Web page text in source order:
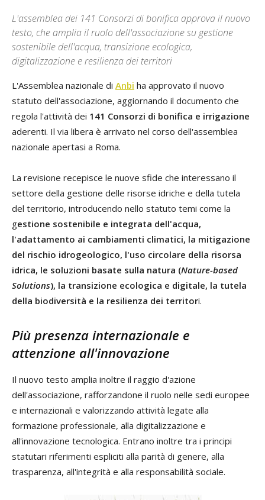
L'assemblea dei 141 Consorzi di bonifica approva il nuovo
testo, che amplia il ruolo dell'associazione su gestione
sostenibile dell'acqua, transizione ecologica,
digitalizzazione e resilienza dei territori
L'Assemblea nazionale di Anbi ha approvato il nuovo
statuto dell'associazione, aggiornando il documento che
regola l'attività dei 141 Consorzi di bonifica e irrigazione
aderenti. Il via libera è arrivato nel corso dell'assemblea
nazionale apertasi a Roma.
La revisione recepisce le nuove sfide che interessano il
settore della gestione delle risorse idriche e della tutela
del territorio, introducendo nello statuto temi come la
gestione sostenibile e integrata dell'acqua,
l'adattamento ai cambiamenti climatici, la mitigazione
del rischio idrogeologico, l'uso circolare della risorsa
idrica, le soluzioni basate sulla natura (Nature-based
Solutions), la transizione ecologica e digitale, la tutela
della biodiversità e la resilienza dei territori.
Più presenza internazionale e
attenzione all'innovazione
Il nuovo testo amplia inoltre il raggio d'azione
dell'associazione, rafforzandone il ruolo nelle sedi europee
e internazionali e valorizzando attività legate alla
formazione professionale, alla digitalizzazione e
all'innovazione tecnologica. Entrano inoltre tra i principi
statutari riferimenti espliciti alla parità di genere, alla
trasparenza, all'integrità e alla responsabilità sociale.